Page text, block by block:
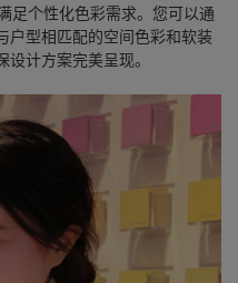
足个性化色彩需求。您可以通
户型相匹配的空间色彩和软装
计方案完美呈现。